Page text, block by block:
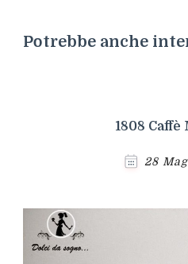
Potrebbe anche
1808
28